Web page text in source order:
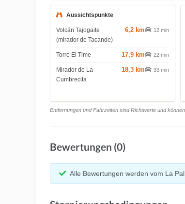
Aussichtspunkte
Volcán Tajogaite
(mirador de Tacande)
6,2 km 12 min
Torre El Time 17,9 km 22 min
Mirador de La
Cumbrecita
18,3 km 33 min
Entfernungen und Fahrzeiten sind Richtwerte und
Bewertungen (0)
Alle Bewertungen werden vom La